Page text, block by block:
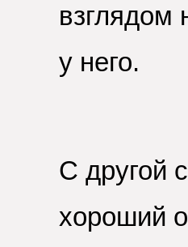
взглядом
у него.
С другой
хороший